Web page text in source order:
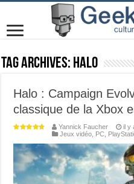
Tag Archives: Halo
Halo : Campaign
classique de la Xbox
Yannick Faucher
il y
Jeux vidéo PC